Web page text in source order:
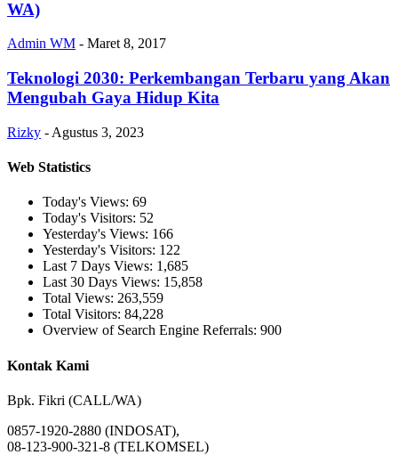
WA)
Admin WM - Maret 8, 2017
Teknologi 2030: Perkembangan Terbaru yang Akan
Mengubah Gaya Hidup Kita
Rizky - Agustus 3, 2023
Web Statistics
Today's Views: 69
Today's Visitors: 52
Yesterday's Views: 166
Yesterday's Visitors: 122
Last 7 Days Views: 1,685
Last 30 Days Views: 15,858
Total Views: 263,559
Total Visitors: 84,228
Overview of Search Engine Referrals: 900
Kontak Kami
Bpk. Fikri (CALL/WA)
0857-1920-2880 (INDOSAT),
08-123-900-321-8 (TELKOMSEL)